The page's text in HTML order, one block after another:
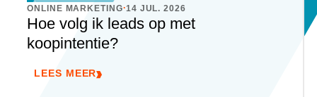
ONLINE MARKETING.14 JUL. 2026
Hoe volg ik leads op met
koopintentie?
LEES MEER